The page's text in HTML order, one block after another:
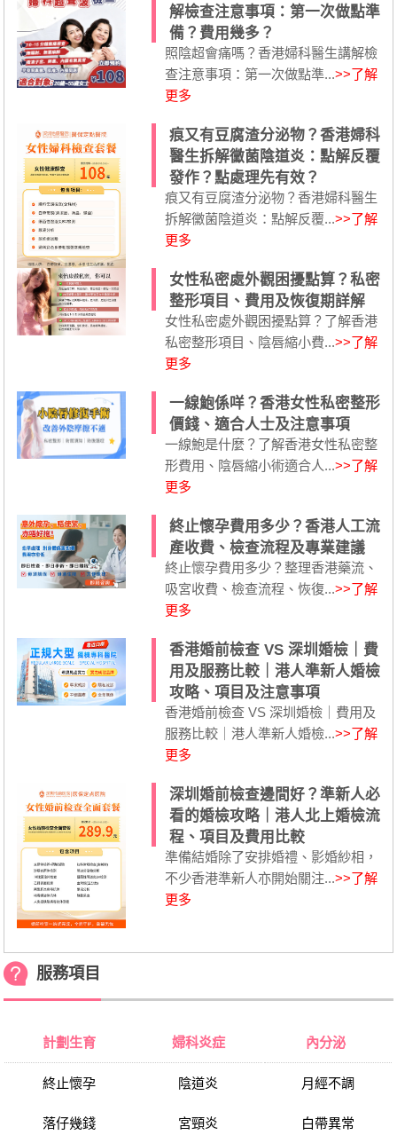
解檢查注意事項：第一次做點準
備？費用幾多？
照陰超會痛嗎？香港婦科醫生講解檢
查注意事項：第一次做點準...>>了解
更多
痕又有豆腐渣分泌物？香港婦科
醫生拆解黴菌陰道炎：點解反覆
發作？點處理先有效？
痕又有豆腐渣分泌物？香港婦科醫生
拆解黴菌陰道炎：點解反覆...>>了解
更多
女性私密處外觀困擾點算？私密
整形項目、費用及恢復期詳解
女性私密處外觀困擾點算？了解香港
私密整形項目、陰唇縮小費...>>了解
更多
一線鮑係咩？香港女性私密整形
價錢、適合人士及注意事項
一線鮑是什麼？了解香港女性私密整
形費用、陰唇縮小術適合人...>>了解
更多
終止懷孕費用多少？香港人工流
產收費、檢查流程及專業建議
終止懷孕費用多少？整理香港藥流、
吸宮收費、檢查流程、恢復...>>了解
更多
香港婚前檢查 VS 深圳婚檢｜費
用及服務比較｜港人準新人婚檢
攻略、項目及注意事項
香港婚前檢查 VS 深圳婚檢｜費用及
服務比較｜港人準新人婚檢...>>了解
更多
深圳婚前檢查邊間好？準新人必
看的婚檢攻略｜港人北上婚檢流
程、項目及費用比較
準備結婚除了安排婚禮、影婚紗相，
不少香港準新人亦開始關注...>>了解
更多
服務項目
計劃生育
終止懷孕
落仔幾錢
婦科炎症
陰道炎
宮頸炎
內分泌
月經不調
白帶異常